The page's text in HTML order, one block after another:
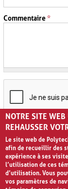
Commentaire*
NOTRE SITE
REHAUSSER
Le site web de
afin de recueillir des
expérience à ses
l’utilisation de ces
d’utilisation. Vous
vos paramètres de